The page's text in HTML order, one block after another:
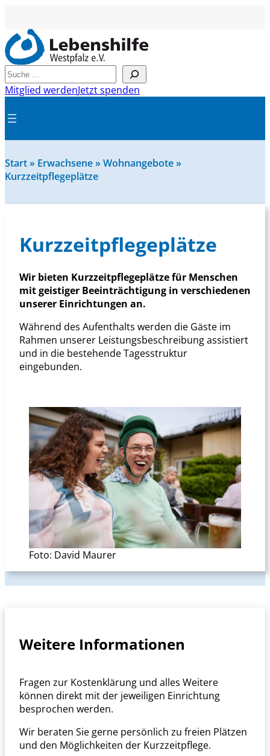
Suchen
Mitglied werdenJetzt spenden
Start» Erwachsene»Wohnangebote»
Kurzzeitpflegeplätze
Kurzzeitpflegeplätze
Wir bieten Kurzzeitpflegeplätze für Menschen
mit geistiger Beeinträchtigung in verschiedenen
unserer Einrichtungen an.
Während des Aufenthalts werden die Gäste im
Rahmen unserer Leistungsbeschreibung assistiert
und in die bestehende Tagesstruktur
eingebunden.
Foto: David Maurer
Weitere Informationen
Fragen zur Kostenklärung und alles Weitere
können direkt mit der jeweiligen Einrichtung
besprochen werden.
Wir beraten Sie gerne persönlich zu freien Plätzen
und den Möglichkeiten der Kurzzeitpflege.